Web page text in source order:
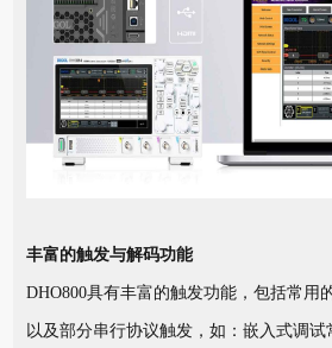
丰富的触发与解码功能
DHO800具有丰富的触发功能，包括常用
以及部分串行协议触发，如：嵌入式调试